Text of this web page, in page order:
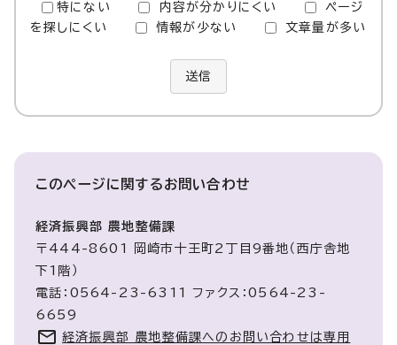
特にない 内容が分かりにくい
ページ
を探しにくい
情報が少ない 文章量が多い
送信
このページに関するお問い合わせ
経済振興部 農地整備課
〒444-8601 岡崎市十王町2丁目9番地（西庁舎地
下1階）
電話：0564-23-6311 ファクス：0564-23-
6659
経済振興部 農地整備課へのお問い合わせは専用